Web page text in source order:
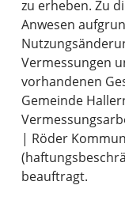
zu erheben. Zu
Anwesen
Vermessungen
vorhandenen
Gemeinde
| Röder
beauftragt.